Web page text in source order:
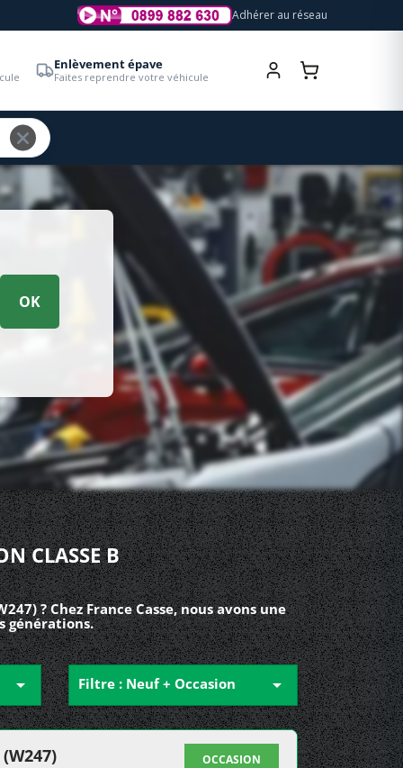
Adhérer au réseau
Enlèvement épave
Faites reprendre votre véhicule
OK
CLASSE B
? Chez France Casse, nous avons une
générations.
 Filtre : Neuf + Occasion 
(W247) OCCASION